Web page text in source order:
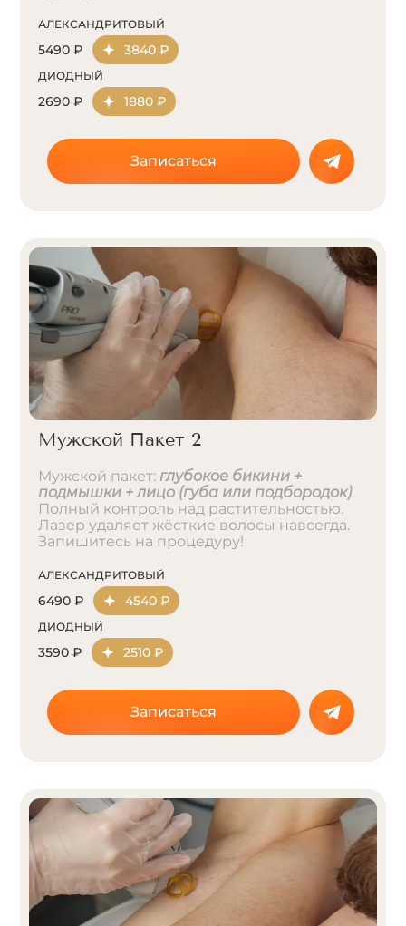
АЛЕКСАНДРИТОВЫЙ
5490 ₽ 3840 ₽
ДИОДНЫЙ
2690 ₽ 1880 ₽
Записаться
Мужской Пакет 2
Мужской пакет: глубокое бикини +
подмышки + лицо (губа или подбородок).
Полный контроль над растительностью.
Лазер удаляет жёсткие волосы навсегда.
Запишитесь на процедуру!
АЛЕКСАНДРИТОВЫЙ
6490 ₽ 4540 ₽
ДИОДНЫЙ
3590 ₽ 2510 ₽
Записаться